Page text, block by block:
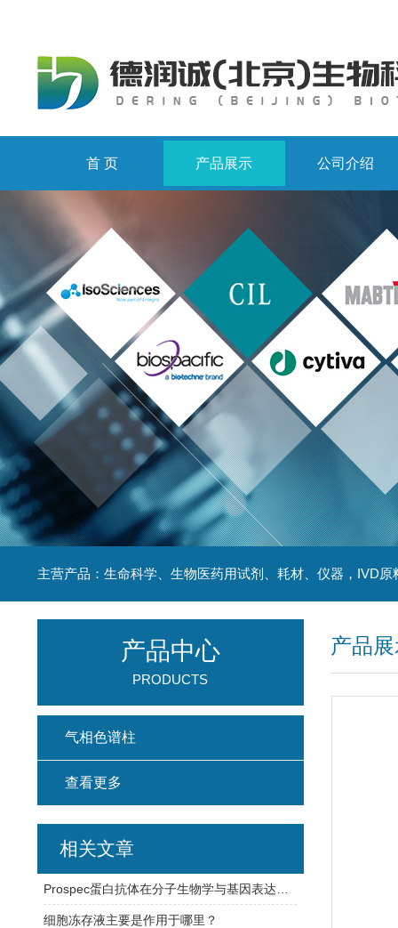
首 页 产品展示 公司介绍
主营产品：生命科学、生物医药用试剂、耗材、仪器，IVD原
产品
产品中心
PRODUCTS
气相色谱柱
查看更多
相关文章
细胞冻存液主要是作用于哪里？